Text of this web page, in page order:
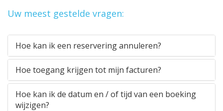
Uw meest gestelde vragen:
Hoe kan ik een reservering annuleren?
Hoe toegang krijgen tot mijn facturen?
Hoe kan ik de datum en / of tijd van een boeking
wijzigen?